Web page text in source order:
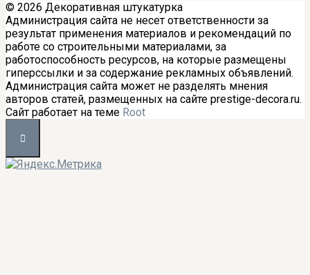
© 2026 Декоративная штукатурка
Администрация сайта не несет ответственности за
результат применения материалов и рекомендаций по
работе со строительными материалами, за
работоспособность ресурсов, на которые размещены
гиперссылки и за содержание рекламных объявлений.
Администрация сайта может не разделять мнения
авторов статей, размещенных на сайте prestige-decora.ru.
Сайт работает на теме Root